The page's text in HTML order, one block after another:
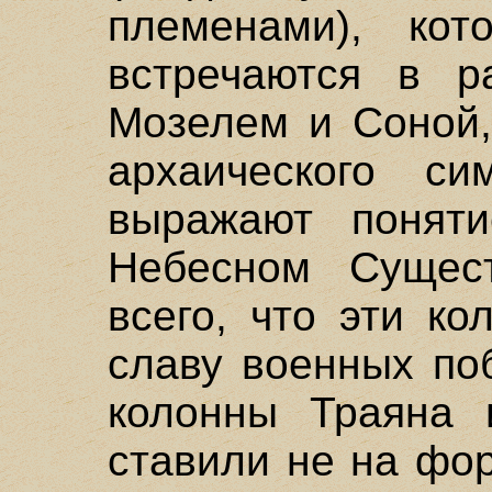
племенами),
встречаются в
Мозелем и
архаического
выражают
Небесном
всего, что эти
славу военных
колонны
ставили не на